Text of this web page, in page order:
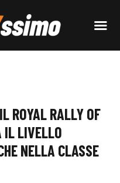
ROYAL RALLY OF
IL LIVELLO
NELLA CLASSE